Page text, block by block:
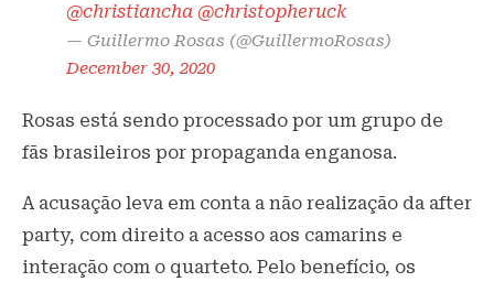
@christiancha @christopheruck
— Guillermo Rosas (@GuillermoRosas)
December 30, 2020
Rosas está sendo processado por um grupo de
fãs brasileiros por propaganda enganosa.
A acusação leva em conta a não realização da after
party, com direito a acesso aos camarins e
interação com o quarteto. Pelo benefício, os